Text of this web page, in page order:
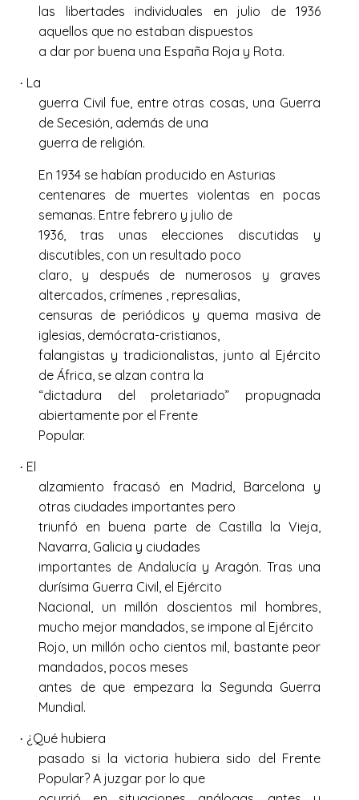
las libertades individuales en julio de 1936
aquellos que no estaban dispuestos
a dar por buena una España Roja y Rota.
· La
guerra Civil fue, entre otras cosas, una Guerra
de Secesión, además de una
guerra de religión.
En 1934 se habían producido en Asturias
centenares de muertes violentas en pocas
semanas. Entre febrero y julio de
1936, tras unas elecciones discutidas y
discutibles, con un resultado poco
claro, y después de numerosos y graves
altercados, crímenes , represalias,
censuras de periódicos y quema masiva de
iglesias, demócrata-cristianos,
falangistas y tradicionalistas, junto al Ejército
de África, se alzan contra la
“dictadura del proletariado” propugnada
abiertamente por el Frente
Popular.
· El
alzamiento fracasó en Madrid, Barcelona y
otras ciudades importantes pero
triunfó en buena parte de Castilla la Vieja,
Navarra, Galicia y ciudades
importantes de Andalucía y Aragón. Tras una
durísima Guerra Civil, el Ejército
Nacional, un millón doscientos mil hombres,
mucho mejor mandados, se impone al Ejército
Rojo, un millón ocho cientos mil, bastante peor
mandados, pocos meses
antes de que empezara la Segunda Guerra
Mundial.
· ¿Qué hubiera
pasado si la victoria hubiera sido del Frente
Popular? A juzgar por lo que